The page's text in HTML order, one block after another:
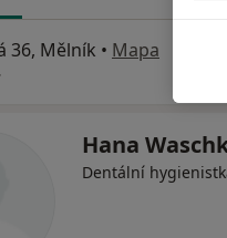
36, Mělník • Mapa
Hana
Dentální